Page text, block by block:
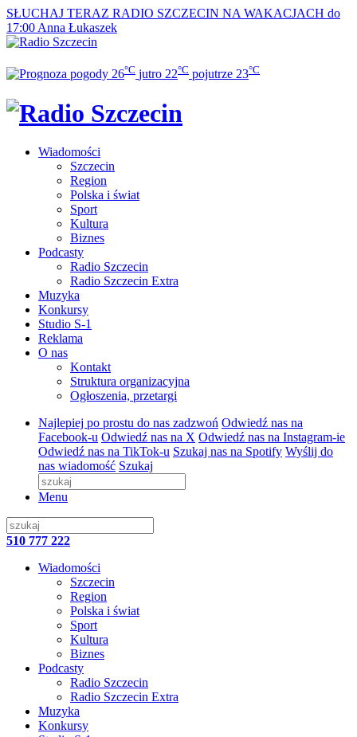
SŁUCHAJ TERAZ RADIO SZCZECIN NA WAKACJACH do
17:00 Anna Łukaszek
26°C jutro 22°C pojutrze 23°C
Wiadomości
Szczecin
Region
Polska i świat
Sport
Kultura
Biznes
Podcasty
Radio Szczecin
Radio Szczecin Extra
Muzyka
Konkursy
Studio S-1
Reklama
O nas
Kontakt
Struktura organizacyjna
Ogłoszenia, przetargi
Najlepiej po prostu do nas zadzwoń Odwiedź nas na
Facebook-u Odwiedź nas na X Odwiedź nas na Instagram-ie
Odwiedź nas na TikTok-u Szukaj nas na Spotify Wyślij do
nas wiadomość Szukaj
Menu
510 777 222
Wiadomości
Szczecin
Region
Polska i świat
Sport
Kultura
Biznes
Podcasty
Radio Szczecin
Radio Szczecin Extra
Muzyka
Konkursy